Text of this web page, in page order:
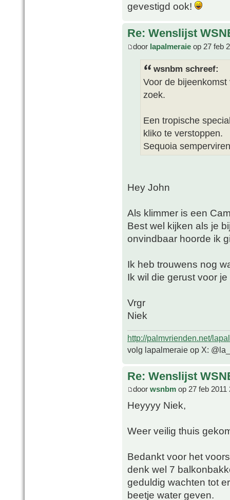
gevestigd ook!
Re: Wenslijst
door lapalmeraie op 27 feb
wsnbm schreef:
Voor de
zoek.
Een tropische
kliko te verstoppen.
Sequoia
Hey John
Als klimmer is een
Best wel kijken als je
onvindbaar hoorde ik
Ik heb trouwens nog
Ik wil die gerust voor
Vrgr
Niek
http://palmvrienden.net/
volg lapalmeraie op X:
Re: Wenslijst
door wsnbm op 27 feb 2011
Heyyyy Niek,
Weer veilig thuis
Bedankt voor het
denk wel 7
geduldig wachten tot
beetje water geven.